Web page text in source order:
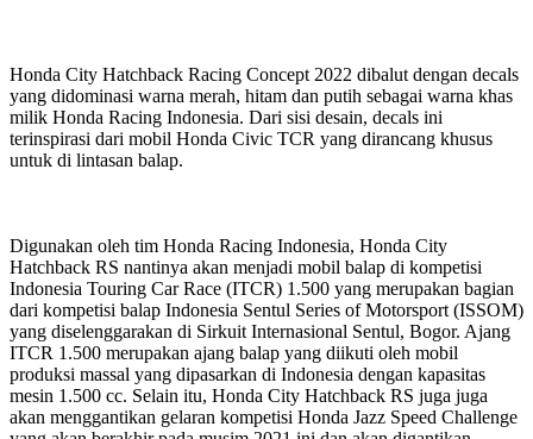
Honda City Hatchback Racing Concept 2022 dibalut dengan decals
yang didominasi warna merah, hitam dan putih sebagai warna khas
milik Honda Racing Indonesia. Dari sisi desain, decals ini
terinspirasi dari mobil Honda Civic TCR yang dirancang khusus
untuk di lintasan balap.
Digunakan oleh tim Honda Racing Indonesia, Honda City
Hatchback RS nantinya akan menjadi mobil balap di kompetisi
Indonesia Touring Car Race (ITCR) 1.500 yang merupakan bagian
dari kompetisi balap Indonesia Sentul Series of Motorsport (ISSOM)
yang diselenggarakan di Sirkuit Internasional Sentul, Bogor. Ajang
ITCR 1.500 merupakan ajang balap yang diikuti oleh mobil
produksi massal yang dipasarkan di Indonesia dengan kapasitas
mesin 1.500 cc. Selain itu, Honda City Hatchback RS juga juga
akan menggantikan gelaran kompetisi Honda Jazz Speed Challenge